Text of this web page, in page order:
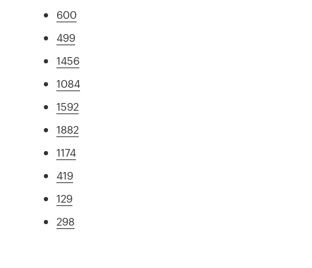
600
499
1456
1084
1592
1882
1174
419
129
298